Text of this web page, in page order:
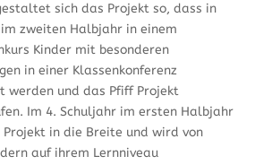
sich das Projekt so, dass in
im zweiten Halbjahr in einem
Kinder mit besonderen
in einer Klassenkonferenz
werden und das Pfiff Projekt
Im 4. Schuljahr im ersten Halbjahr
in die Breite und wird von
auf ihrem Lernniveau